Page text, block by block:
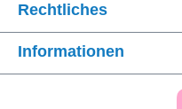
Rechtliches
Informationen